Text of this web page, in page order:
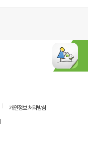
개인정보 처리방침